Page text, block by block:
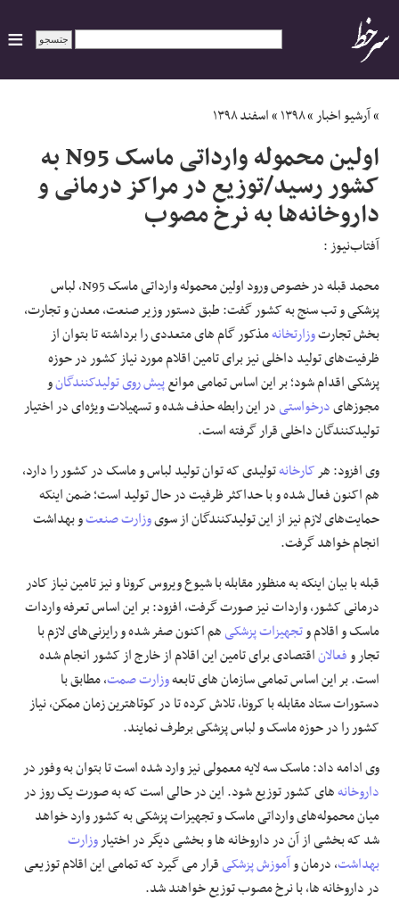
ایران
سیاسی
اقتصاد
ورزشی
اجتماعی
حوادث
علوم و فن آوری
فرهنگی و هنری
مقالات
»آرشیو اخبار»۱۳۹۸»اسفند ۱۳۹۸
اولین محموله وارداتی ماسک N95 به
کشور رسید/توزیع در مراکز درمانی و
داروخانه‌ها به نرخ مصوب
آفتاب‌‌نیوز :
محمد قبله در خصوص ورود اولین محموله وارداتی ماسک N95، لباس
پزشکی و تب سنج به کشور گفت: طبق دستور وزیر صنعت، معدن و تجارت،
بخش تجارتوزارتخانهمذکور گام های متعددی را برداشته تا بتوان از
ظرفیت‌های تولید داخلی نیز برای تامین اقلام مورد نیاز کشور در حوزه
پزشکی اقدام شود؛ بر این اساس تمامی موانعپیش رویتولیدکنندگانو
مجوزهایدرخواستیدر این رابطه حذف شده و تسهیلات ویژه‌ای در اختیار
تولیدکنندگان داخلی قرار گرفته است.
وی افزود: هرکارخانهتولیدی که توان تولید لباس و ماسک در کشور را دارد،
هم اکنون فعال شده و با حداکثر ظرفیت در حال تولید است؛ ضمن اینکه
حمایت‌های لازم نیز از این تولیدکنندگان از سویوزارت صنعتو بهداشت
انجام خواهد گرفت.
قبله با بیان اینکه به منظور مقابله با شیوع ویروس کرونا و نیز تامین نیاز کادر
درمانی کشور، واردات نیز صورت گرفت، افزود: بر این اساس تعرفه واردات
ماسک و اقلام وتجهیزات پزشکیهم اکنون صفر شده و رایزنی‌های لازم با
تجار وفعالاناقتصادی برای تامین این اقلام از خارج از کشور انجام شده
است. بر این اساس تمامی سازمان های تابعهوزارت صمت، مطابق با
دستورات ستاد مقابله با کرونا، تلاش کرده تا در کوتاهترین زمان ممکن، نیاز
کشور را در حوزه ماسک و لباس پزشکی برطرف نمایند.
وی ادامه داد: ماسک سه لایه معمولی نیز وارد شده است تا بتوان به وفور در
داروخانههای کشور توزیع شود. این در حالی است که به صورت یک روز در
میان محموله‌های وارداتی ماسک و تجهیزات پزشکی به کشور وارد خواهد
شد که بخشی از آن در داروخانه ها و بخشی دیگر در اختیاروزارت
بهداشت، درمان وآموزش پزشکیقرار می گیرد که تمامی این اقلام توزیعی
در داروخانه ها، با نرخ مصوب توزیع خواهند شد.